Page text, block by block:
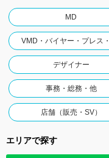
MD
VMD・バイヤー・プレス
デザイナー
事務・総務・他
店舗（販売・SV）
エリアで探す